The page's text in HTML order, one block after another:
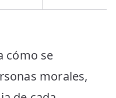
cómo se
morales,